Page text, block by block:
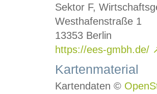
Sektor F,
Westhafenstraße 1
13353 Berlin
https://ees-gmbh.de/
Kartenmaterial
Kartendaten ©